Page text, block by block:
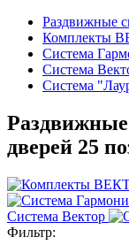
Раздвижные
Комплекты
Система
Система
Система
дверей 25
Система Вектор
Фильтр: